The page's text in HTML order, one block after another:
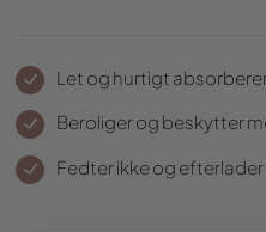
Let og hurtigt
Beroliger og beskytter
Fedter ikke og